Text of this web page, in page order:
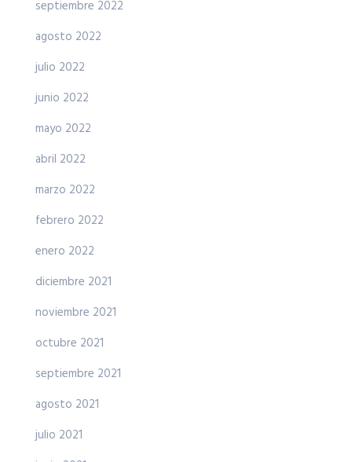
septiembre 2022
agosto 2022
julio 2022
junio 2022
mayo 2022
abril 2022
marzo 2022
febrero 2022
enero 2022
diciembre 2021
noviembre 2021
octubre 2021
septiembre 2021
agosto 2021
julio 2021